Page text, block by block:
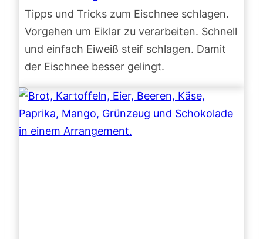
Tipps und Tricks zum Eischnee schlagen.
Vorgehen um Eiklar zu verarbeiten. Schnell
und einfach Eiweiß steif schlagen. Damit
der Eischnee besser gelingt.